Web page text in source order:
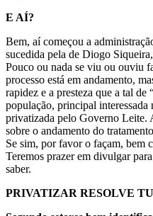
E AÍ?
Bem, aí começou a
sucedida pela de Diogo
Pouco ou nada se viu ou ouviu
processo está em andamento,
rapidez e a presteza que a tal de
população, principal
privatizada pelo Governo Leite.
sobre o andamento do
Se sim, por favor o façam, bem
Teremos prazer em divulgar
saber.
PRIVATIZAR RESOLVE